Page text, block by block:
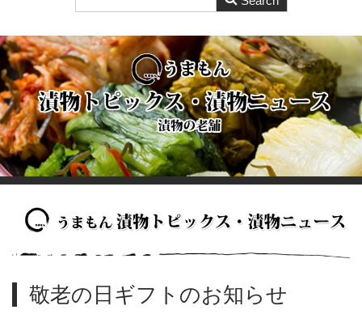
敬老の日ギフトのお知らせ